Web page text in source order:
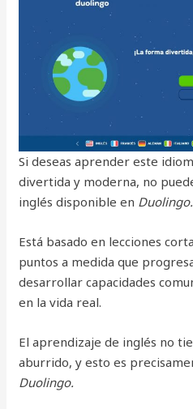
Si deseas aprender este
divertida y moderna, no
inglés disponible en Duolingo.
Está basado en lecciones
puntos a medida que
desarrollar capacidades
en la vida real.
El aprendizaje de inglés no
aburrido, y esto es
Duolingo.